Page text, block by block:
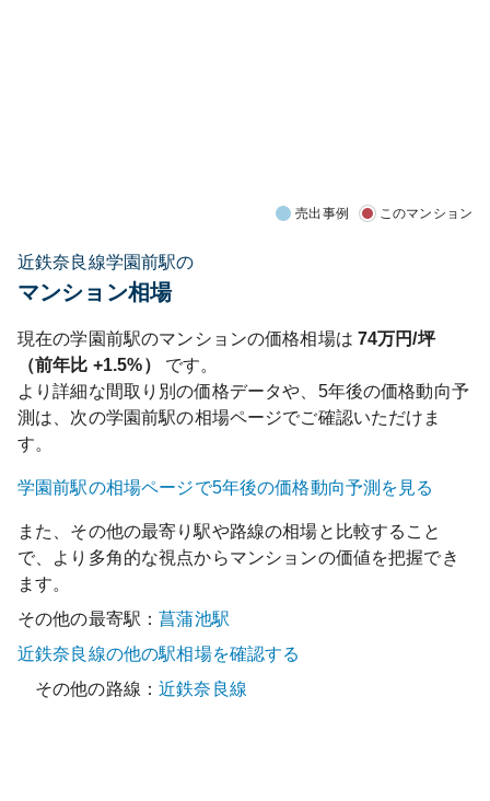
売出事例 このマンション
近鉄奈良線学園前駅の
マンション相場
現在の学園前駅のマンションの価格相場は 74万円/坪
（前年比 +1.5%）
です。
より詳細な間取り別の価格データや、5年後の価格動向予
測は、次の学園前駅の相場ページでご確認いただけま
す。
学園前駅の相場ページで5年後の価格動向予測を見る
また、その他の最寄り駅や路線の相場と比較すること
で、より多角的な視点からマンションの価値を把握でき
ます。
その他の最寄駅：菖蒲池駅
近鉄奈良線の他の駅相場を確認する
その他の路線：近鉄奈良線